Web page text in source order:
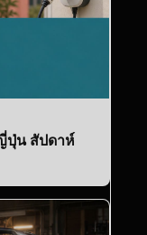
ปุ่น สัปดาห์